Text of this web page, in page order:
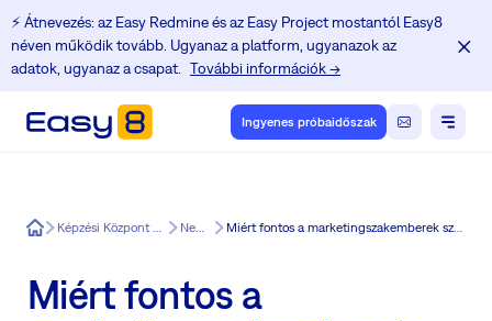
⚡️ Átnevezés: az Easy Redmine és az Easy Project mostantól Easy8
néven működik tovább. Ugyanaz a platform, ugyanazok az
adatok, ugyanaz a csapat.
További információk →
Ingyenes próbaidőszak
Easy8 Képzési Központ a Redmine felhasználók számára News in Easy8 Miért fontos a marketingszakemberek számára, hogy az Easy8 alkalmazzák az agilitás megőrzése érdekében.
Miért fontos a